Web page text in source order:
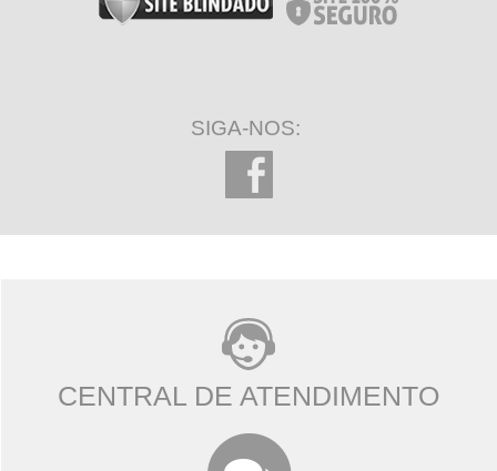
SIGA-NOS:
CENTRAL DE ATENDIMENTO